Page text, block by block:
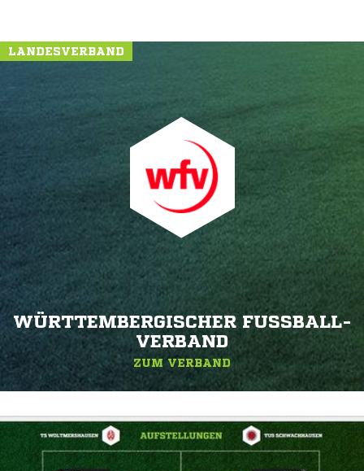
LANDESVERBAND
WÜRTTEMBERGISCHER FUSSBALL-V
ERBAND
ZUM VERBAND